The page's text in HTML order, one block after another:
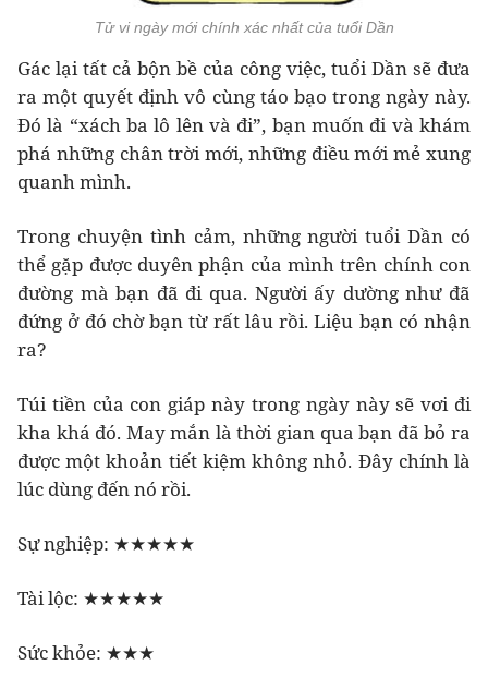
Tử vi ngày mới chính xác nhất của tuổi Dần
Gác lại tất cả bộn bề của công việc, tuổi Dần sẽ đưa
ra một quyết định vô cùng táo bạo trong ngày này.
Đó là “xách ba lô lên và đi”, bạn muốn đi và khám
phá những chân trời mới, những điều mới mẻ xung
quanh mình.
Trong chuyện tình cảm, những người tuổi Dần có
thể gặp được duyên phận của mình trên chính con
đường mà bạn đã đi qua. Người ấy dường như đã
đứng ở đó chờ bạn từ rất lâu rồi. Liệu bạn có nhận
ra?
Túi tiền của con giáp này trong ngày này sẽ vơi đi
kha khá đó. May mắn là thời gian qua bạn đã bỏ ra
được một khoản tiết kiệm không nhỏ. Đây chính là
lúc dùng đến nó rồi.
Sự nghiệp: ★★★★★
Tài lộc: ★★★★★
Sức khỏe: ★★★